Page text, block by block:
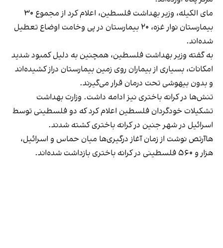
مای الکیله، وزیر بهداشت فلسطین، اعلام کرد از مجموع ۳۰
بیمارستان نوار غزه، ۲۰ بیمارستان در پی وخامت اوضاع تعطیل
شده‌اند.
به گفته وزیر بهداشت فلسطین، همچنین به دلیل کمبود شدید
امکانات، بسیاری از بیماران روی زمین بیمارستان دراز کشیده‌اند
و بدون بیهوشی تحت درمان قرار می‌گیرند.
تنش‌ها در کرانه باختری نیز ادامه داشت. وزارت بهداشت
تشکیلات خودگردان فلسطین اعلام کرد که دو فلسطینی توسط
اسرائیل در شهر جنین در کرانه باختری کشته شدند.
هاآرتص نوشت از زمان آغاز درگیری‌ها میان حماس و اسرائیل،
هزار و ۵۶۰ فلسطینی در کرانه باختری بازداشت شده‌اند.